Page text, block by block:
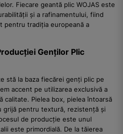
Fiecare geantă plic WOJAS este
și a rafinamentului, fiind
pentru tradiția europeană a
Genților Plic
stă la baza fiecărei genți plic pe
accent pe utilizarea exclusivă a
calitate. Pielea box, pielea întoarsă
grijă pentru textură, rezistență și
de producție este unul
este primordială. De la tăierea